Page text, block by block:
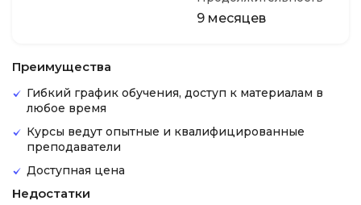
9 месяцев
Преимущества
Гибкий график обучения, доступ к материалам в
любое время
Курсы ведут опытные и квалифицированные
преподаватели
Доступная цена
Недостатки